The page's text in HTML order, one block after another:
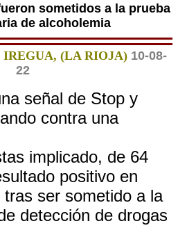
sometidos a la prueba
de alcoholemia
(LA RIOJA) 10-08-
22
señal de Stop y
contra una
implicado, de 64
positivo en
ser sometido a la
detección de drogas